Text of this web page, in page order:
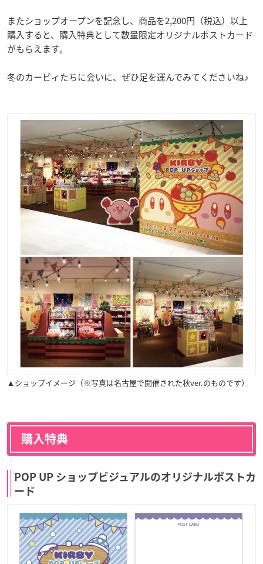
またショップオープンを記念し、商品を2,200円（税込）以上
購入すると、購入特典として数量限定オリジナルポストカード
がもらえます。
冬のカービィたちに会いに、ぜひ足を運んでみてくださいね♪
▲ショップイメージ（※写真は名古屋で開催された秋ver.のものです）
購入特典
POP UP ショップビジュアルのオリジナルポストカ
ード